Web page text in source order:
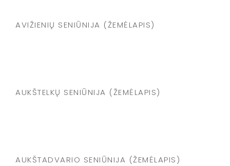
AVIŽIENIŲ SENIŪNIJA (ŽEMĖLAPIS)
AUKŠTELKŲ SENIŪNIJA (ŽEMĖLAPIS)
AUKŠTADVARIO SENIŪNIJA (ŽEMĖLAPIS)